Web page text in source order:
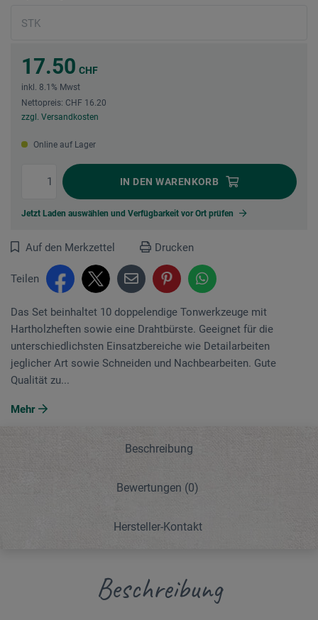
17.50 CHF
inkl. 8.1% Mwst
Nettopreis: CHF 16.20
zzgl. Versandkosten
Online auf Lager
IN DEN WARENKORB
Jetzt Laden auswählen und Verfügbarkeit vor Ort prüfen
Auf den Merkzettel Drucken
Teilen
Das Set beinhaltet 10 doppelendige Tonwerk­zeuge mit
Hartholzheften sowie eine Drahtbürste. Geeignet für die
unterschiedlichsten Einsatzbereiche wie Detailarbeiten
jeglicher Art sowie Schneiden und ­Nach­bearbeiten. Gute
Qualität zu...
Mehr
Beschreibung
Bewertungen (0)
Hersteller-Kontakt
Beschreibung